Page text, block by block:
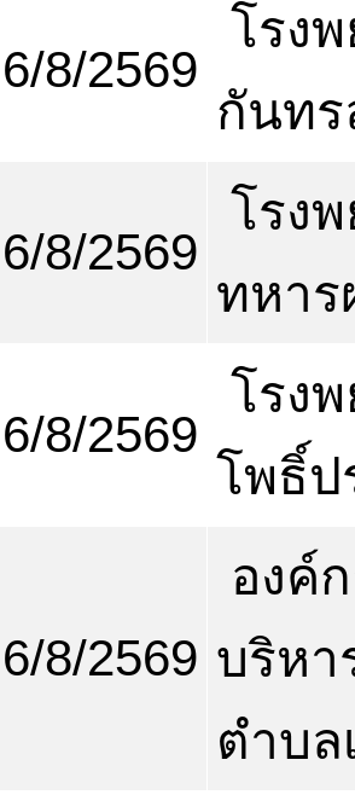
6/8/2569
โรง
กันท
6/8/2569
โรง
ทหา
6/8/2569
โรง
โพธิ์ป
6/8/2569
องค์
บริหา
ตำบล